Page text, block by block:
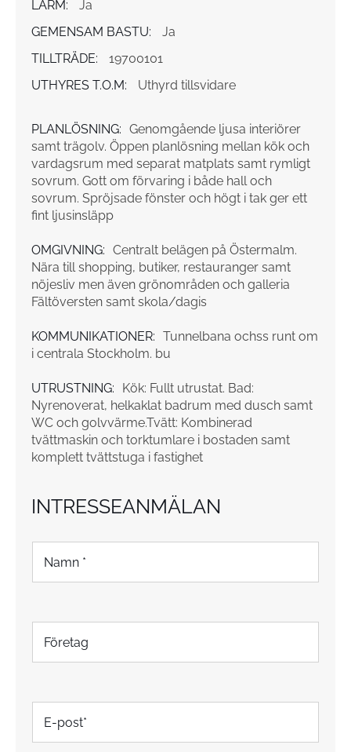
LARM:
Ja
GEMENSAM BASTU:
Ja
TILLTRÄDE:
19700101
UTHYRES T.O.M:
Uthyrd tillsvidare
PLANLÖSNING: Genomgående ljusa interiörer
samt trägolv. Öppen planlösning mellan kök och
vardagsrum med separat matplats samt rymligt
sovrum. Gott om förvaring i både hall och
sovrum. Spröjsade fönster och högt i tak ger ett
fint ljusinsläpp
OMGIVNING: Centralt belägen på Östermalm.
Nära till shopping, butiker, restauranger samt
nöjesliv men även grönområden och galleria
Fältöversten samt skola/dagis
KOMMUNIKATIONER: Tunnelbana ochss runt om
i centrala Stockholm. bu
UTRUSTNING:
Kök: Fullt utrustat. Bad:
Nyrenoverat, helkaklat badrum med dusch samt
WC och golvvärme.Tvätt: Kombinerad
tvättmaskin och torktumlare i bostaden samt
komplett tvättstuga i fastighet
INTRESSEANMÄLAN
m
r
p